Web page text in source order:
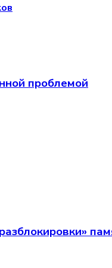
проблемой